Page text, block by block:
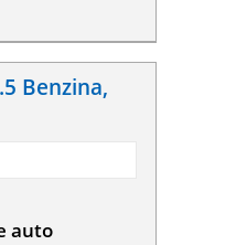
Benzina,
auto